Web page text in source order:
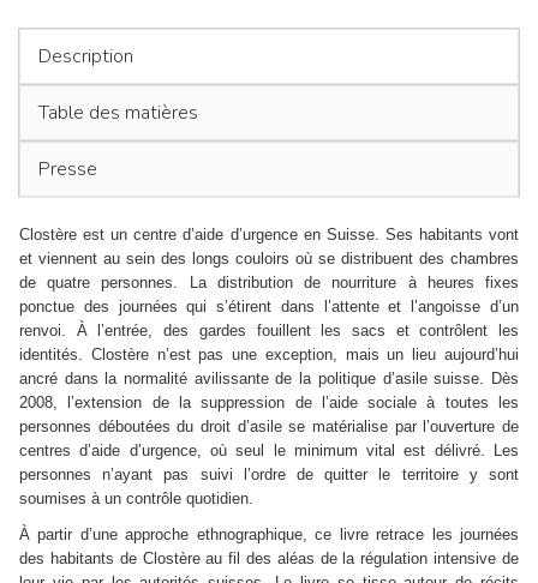
Description
Table des matières
Presse
Clostère est un centre d’aide d’urgence en Suisse. Ses habitants vont
et viennent au sein des longs couloirs où se distribuent des chambres
de quatre personnes. La distribution de nourriture à heures fixes
ponctue des journées qui s’étirent dans l’attente et l’angoisse d’un
renvoi. À l’entrée, des gardes fouillent les sacs et contrôlent les
identités. Clostère n’est pas une exception, mais un lieu aujourd’hui
ancré dans la normalité avilissante de la politique d’asile suisse. Dès
2008, l’extension de la suppression de l’aide sociale à toutes les
personnes déboutées du droit d’asile se matérialise parl’ouverture de
centres d’aide d’urgence, où seul le minimum vital est délivré. Les
personnes n’ayant pas suivi l’ordre de quitter le territoire y sont
soumises à un contrôle quotidien.
À partir d’une approche ethnographique, ce livre retrace les journées
des habitants de Clostère au fil des aléas de la régulation intensive de